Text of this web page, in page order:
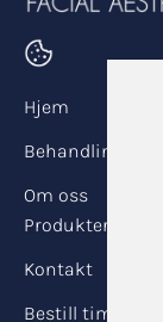
Hjem
Behandlinger
Om oss
Produkter
Kontakt
Bestill time